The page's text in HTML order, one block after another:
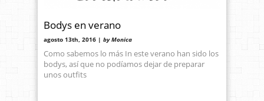
Bodys en verano
agosto 13th, 2016 | by Monica
Como sabemos lo más In este verano han sido los
bodys, así que no podíamos dejar de preparar
unos outfits